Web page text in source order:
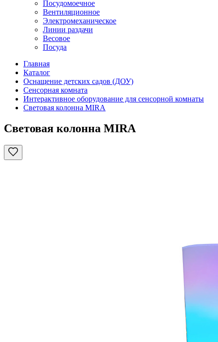
Посудомоечное
Вентиляционное
Электромеханическое
Линии раздачи
Весовое
Посуда
Главная
Каталог
Оснащение детских садов (ДОУ)
Сенсорная комната
Интерактивное оборудование для сенсорной комнаты
Световая колонна MIRA
Световая колонна MIRA